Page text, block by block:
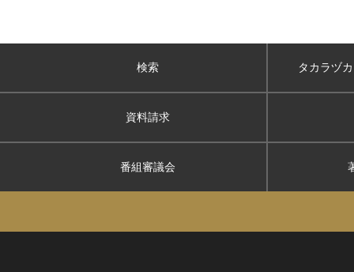
検索 タカラヅ
資料請求
番組審議会